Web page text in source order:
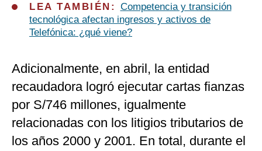
LEA TAMBIÉN: Competencia y transición
tecnológica afectan ingresos y activos de
Telefónica: ¿qué viene?
Adicionalmente, en abril, la entidad
recaudadora logró ejecutar cartas fianzas
por S/746 millones, igualmente
relacionadas con los litigios tributarios de
los años 2000 y 2001. En total, durante el